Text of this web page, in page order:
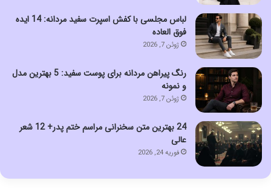
لباس مجلسی با کفش اسپرت سفید مردانه: 14 ایده
فوق العاده
ژوئن 7, 2026
رنگ پیراهن مردانه برای پوست سفید: 5 بهترین مدل
و نمونه
ژوئن 7, 2026
24 بهترین متن سخنرانی مراسم ختم پدر+ 12 شعر
عالی
فوریه 24, 2026